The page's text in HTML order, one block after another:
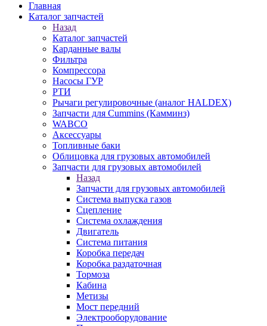
Главная
Каталог запчастей
Назад
Каталог запчастей
Карданные валы
Фильтра
Компрессора
Насосы ГУР
РТИ
Рычаги регулировочные (аналог HALDEX)
Запчасти для Cummins (Камминз)
WABCO
Аксессуары
Топливные баки
Облицовка для грузовых автомобилей
Запчасти для грузовых автомобилей
Назад
Запчасти для грузовых автомобилей
Система выпуска газов
Сцепление
Система охлаждения
Двигатель
Система питания
Коробка передач
Коробка раздаточная
Тормоза
Кабина
Метизы
Мост передний
Электрооборудование